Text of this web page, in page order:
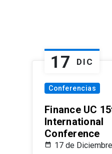
17 DIC
Conferencias
Finance UC
International
Conference
17 de